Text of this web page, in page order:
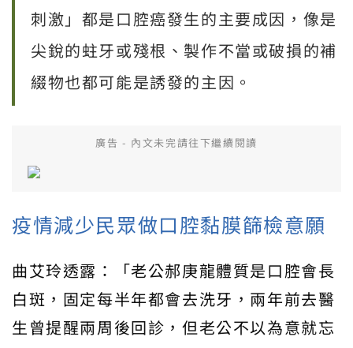
刺激」都是口腔癌發生的主要成因，像是
尖銳的蛀牙或殘根、製作不當或破損的補
綴物也都可能是誘發的主因。
廣告 - 內文未完請往下繼續閱讀
疫情減少民眾做口腔黏膜篩檢意願
曲艾玲透露：「老公郝庚龍體質是口腔會長
白斑，固定每半年都會去洗牙，兩年前去醫
生曾提醒兩周後回診，但老公不以為意就忘